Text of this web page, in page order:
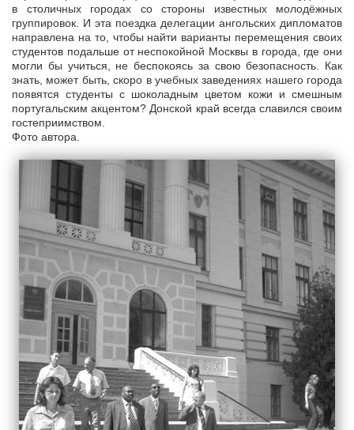
в столичных городах со стороны известных молодёжных
группировок. И эта поездка делегации ангольских дипломатов
направлена на то, чтобы найти варианты перемещения своих
студентов подальше от неспокойной Москвы в города, где они
могли бы учиться, не беспокоясь за свою безопасность. Как
знать, может быть, скоро в учебных заведениях нашего города
появятся студенты с шоколадным цветом кожи и смешным
португальским акцентом? Донской край всегда славился своим
гостеприимством.
Фото автора.